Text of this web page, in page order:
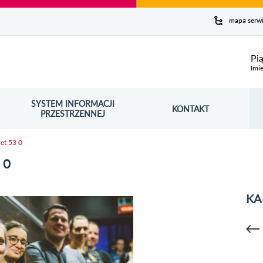
mapa
SYSTEM INFORMACJI
PRZESTRZENNEJ
OTWORZY SIĘ W NOWYM OKNIE KONTAKT
53 0
0